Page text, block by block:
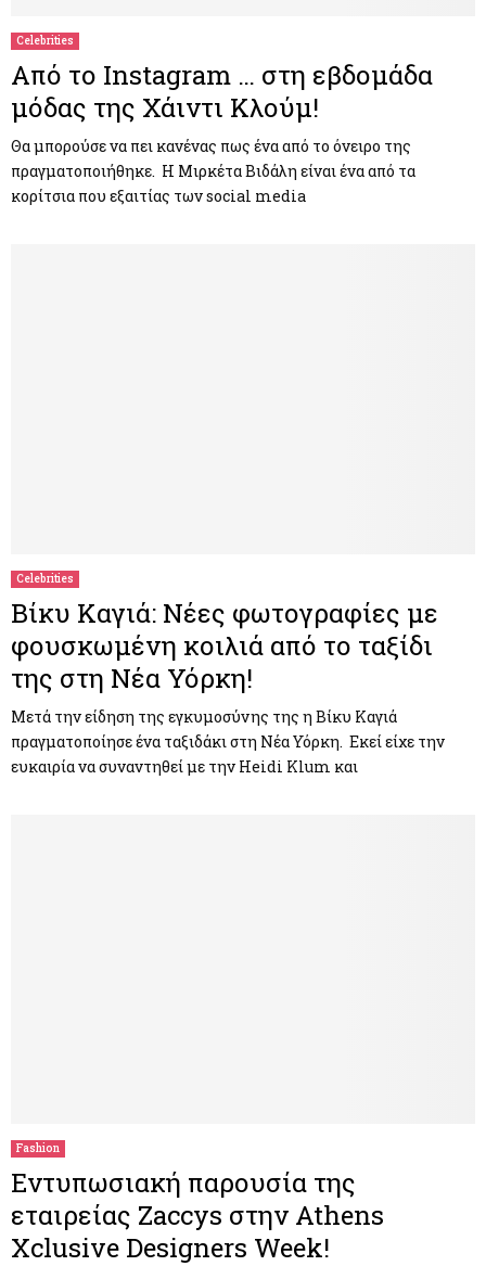
Celebrities
Από το Instagram … στη εβδομάδα
μόδας της Χάιντι Κλούμ!
Θα μπορούσε να πει κανένας πως ένα από το όνειρο της
πραγματοποιήθηκε. Η Μιρκέτα Βιδάλη είναι ένα από τα
κορίτσια που εξαιτίας των social media
Celebrities
Βίκυ Καγιά: Nέες φωτογραφίες με
φουσκωμένη κοιλιά από το ταξίδι
της στη Νέα Υόρκη!
Μετά την είδηση της εγκυμοσύνης της η Βίκυ Καγιά
πραγματοποίησε ένα ταξιδάκι στη Νέα Υόρκη. Εκεί είχε την
ευκαιρία να συναντηθεί με την Heidi Klum και
Fashion
Εντυπωσιακή παρουσία της
εταιρείας Zaccys στην Athens
Xclusive Designers Week!